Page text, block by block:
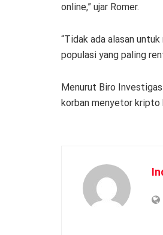
online,” ujar Romer.
“Tidak ada alasan
populasi yang paling
Menurut Biro
korban menyetor